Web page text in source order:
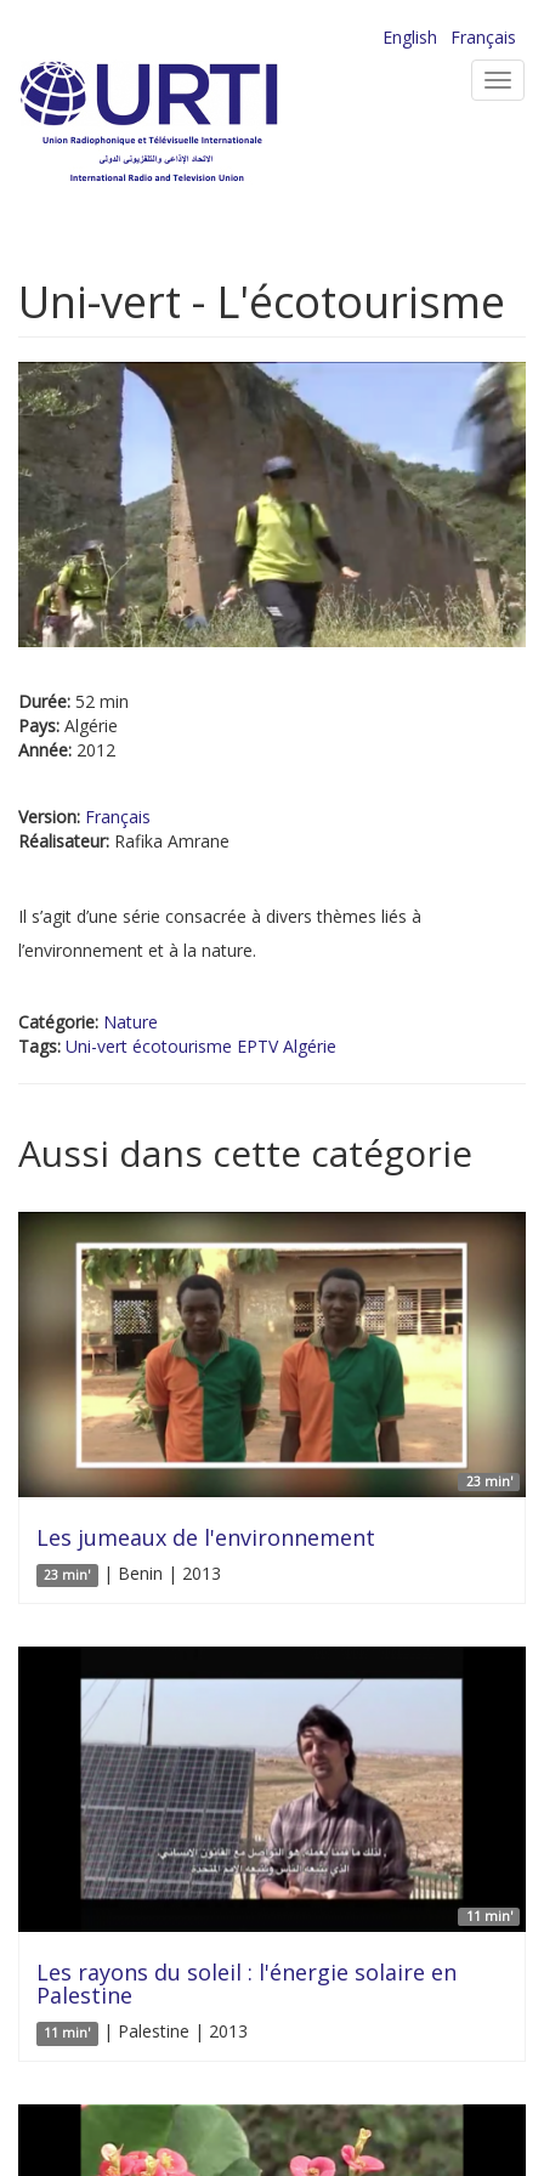
contenu
principal
English
Français
Uni-vert - L'écotourisme
Durée: 52 min
Pays: Algérie
Année: 2012
Version: Français
Réalisateur: Rafika Amrane
Il s’agit d’une série consacrée à divers thèmes liés à
l’environnement et à la nature.
Catégorie: Nature
Tags: Uni-vert écotourisme EPTV Algérie
Aussi dans cette catégorie
23 min'
Les jumeaux de l'environnement
23 min' | Benin | 2013
11 min'
Les rayons du soleil : l'énergie solaire en
Palestine
11 min' | Palestine | 2013